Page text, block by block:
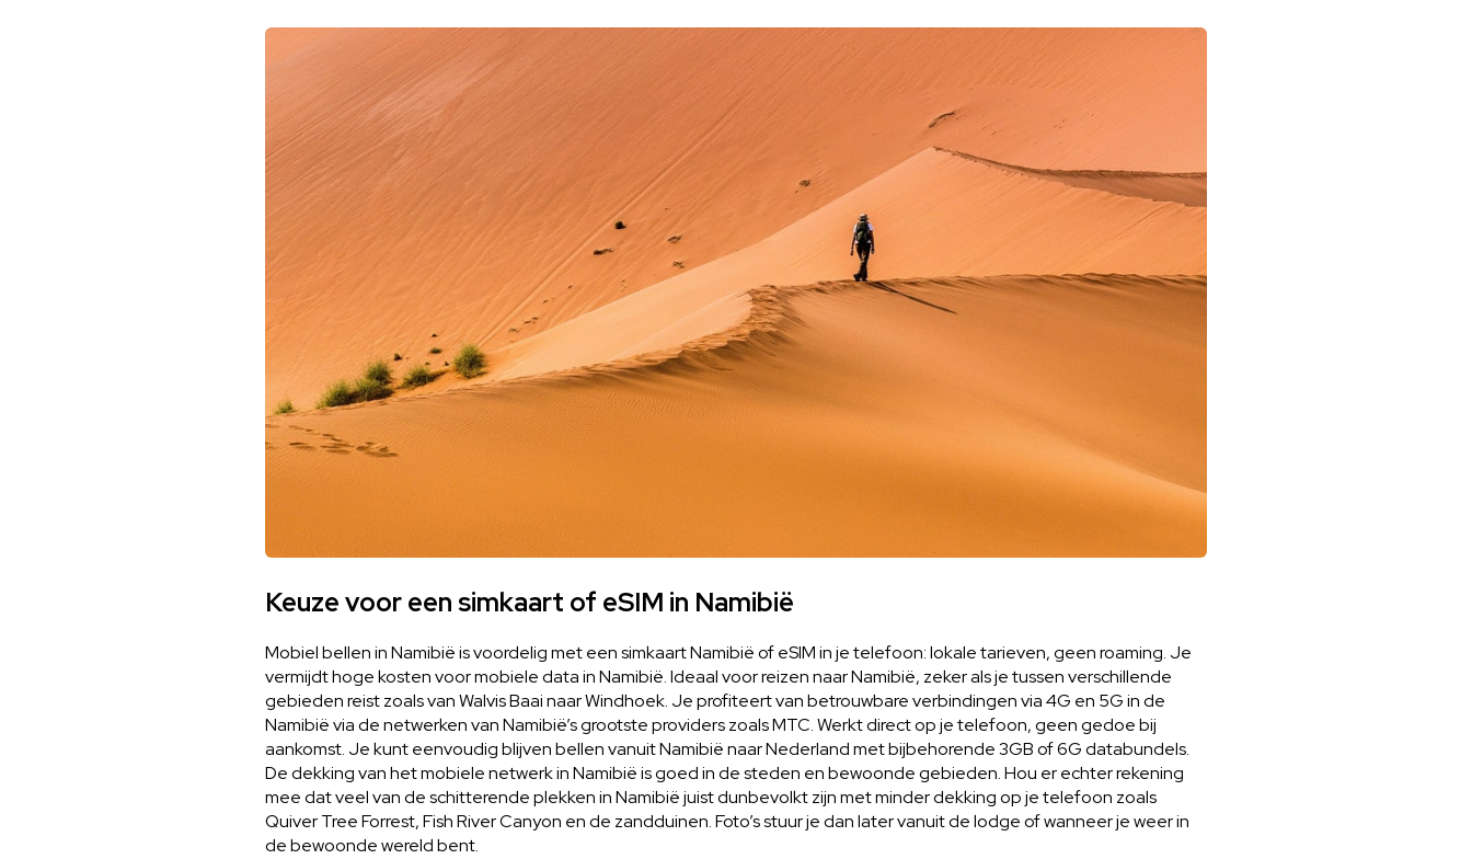
Keuze voor een simkaart of eSIM in Namibië
Mobiel bellen in Namibië is voordelig met een simkaart Namibië of eSIM in je telefoon: lokale tarieven, geen roaming. Je
vermijdt hoge kosten voor mobiele data in Namibië. Ideaal voor reizen naar Namibië, zeker als je tussen verschillende
gebieden reist zoals van Walvis Baai naar Windhoek. Je profiteert van betrouwbare verbindingen via 4G en 5G in de
Namibië via de netwerken van Namibië’s grootste providers zoals MTC. Werkt direct op je telefoon, geen gedoe bij
aankomst. Je kunt eenvoudig blijven bellen vanuit Namibië naar Nederland met bijbehorende 3GB of 6G databundels.
De dekking van het mobiele netwerk in Namibië is goed in de steden en bewoonde gebieden. Hou er echter rekening
mee dat veel van de schitterende plekken in Namibië juist dunbevolkt zijn met minder dekking op je telefoon zoals
Quiver Tree Forrest, Fish River Canyon en de zandduinen. Foto’s stuur je dan later vanuit de lodge of wanneer je weer in
de bewoonde wereld bent.